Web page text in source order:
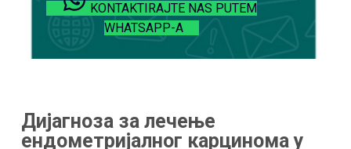
KONTAKTIRAJTE NAS PUTEM
WHATSAPP-A
Дијагноза за лечење
ендометријалног карцинома у